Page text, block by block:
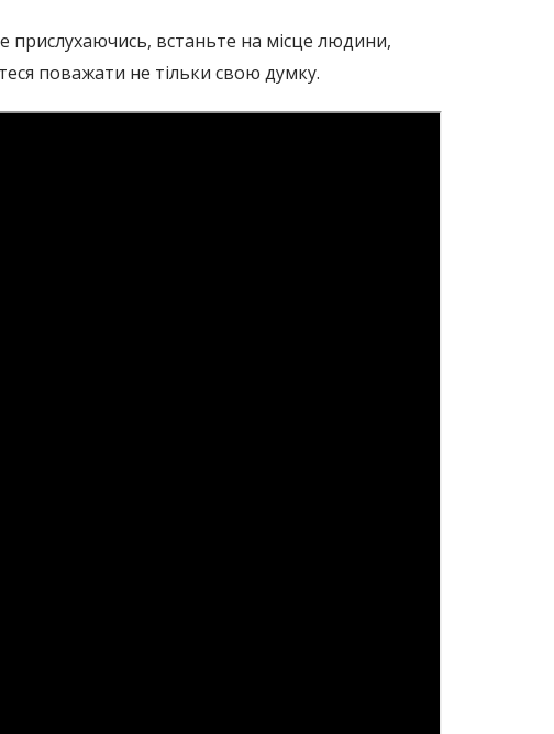
прислухаючись, встаньте на місце людини,
поважати не тільки свою думку.